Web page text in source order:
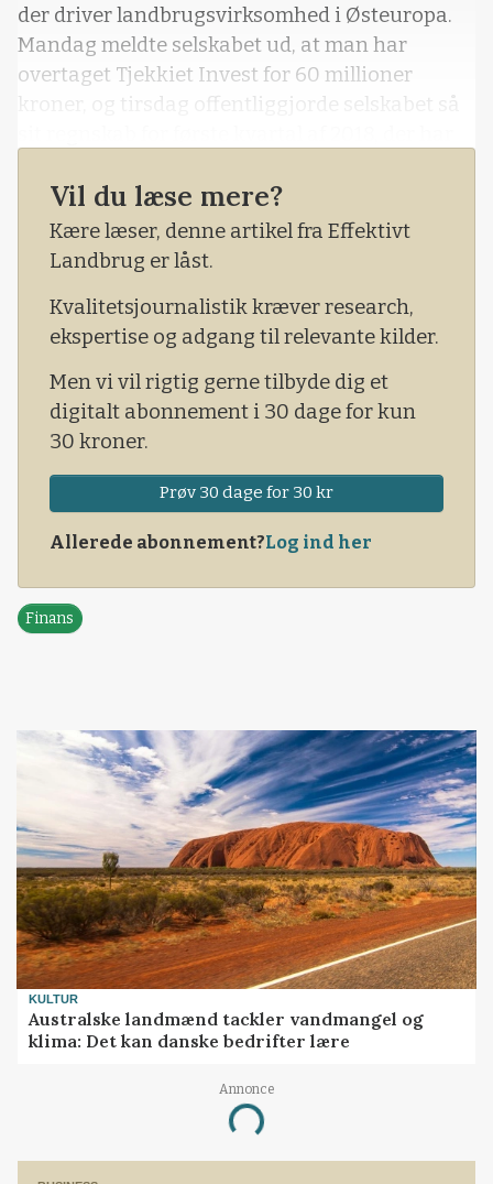
der driver landbrugsvirksomhed i Østeuropa.
Mandag meldte selskabet ud, at man har
overtaget Tjekkiet Invest for 60 millioner
kroner, og tirsdag offentliggjorde selskabet så
FirstFarms havde i regnskabsperioden en
omsætning på 35,4 millioner kroner, et EBITDA-
resultat på 15,9 millioner kroner, EBIT-resultat
på 8,9 milli
Vil du læse mere?
Kære læser, denne artikel fra Effektivt
Landbrug er låst.
Kvalitetsjournalistik kræver research,
ekspertise og adgang til relevante kilder.
Men vi vil rigtig gerne tilbyde dig et
digitalt abonnement i 30 dage for kun
30 kroner.
Prøv 30 dage for 30 kr
Allerede abonnement?Log ind her
Finans
KULTUR
Australske landmænd tackler vandmangel og
klima: Det kan danske bedrifter lære
Annonce
Loading...